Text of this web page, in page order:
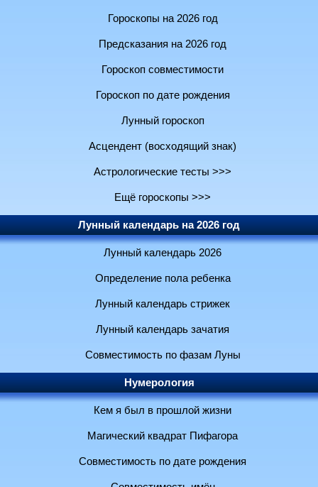
Гороскопы на 2026 год
Предсказания на 2026 год
Гороскоп совместимости
Гороскоп по дате рождения
Лунный гороскоп
Асцендент (восходящий знак)
Астрологические тесты >>>
Ещё гороскопы >>>
Лунный календарь на 2026 год
Лунный календарь 2026
Определение пола ребенка
Лунный календарь стрижек
Лунный календарь зачатия
Совместимость по фазам Луны
Нумерология
Кем я был в прошлой жизни
Магический квадрат Пифагора
Совместимость по дате рождения